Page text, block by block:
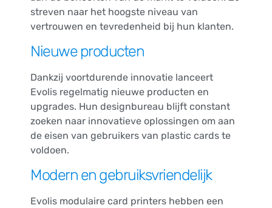
streven naar het hoogste niveau van
vertrouwen en tevredenheid bij hun klanten.
Nieuwe producten
Dankzij voortdurende innovatie lanceert
Evolis regelmatig nieuwe producten en
upgrades. Hun designbureau blijft constant
zoeken naar innovatieve oplossingen om aan
de eisen van gebruikers van plastic cards te
voldoen.
Modern en gebruiksvriendelijk
Evolis modulaire card printers hebben een